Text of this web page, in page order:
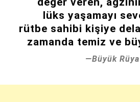
lüks yaşamayı
rütbe sahibi kişiye
zamanda temiz ve
Büyük